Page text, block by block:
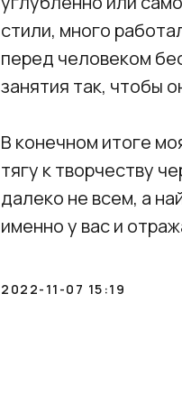
стили, много
перед человеком
занятия так, чтобы
В конечном итоге
тягу к творчеству
далеко не всем, а
именно у вас и
2022-11-07 15:19